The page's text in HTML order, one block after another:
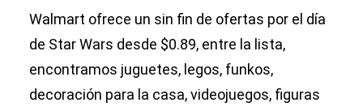
Walmart ofrece un sin fin de ofertas por el día
de Star Wars desde $0.89, entre la lista,
encontramos juguetes, legos, funkos,
decoración para la casa, videojuegos, figuras